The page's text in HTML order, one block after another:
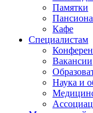
Памятки
Кафе
Специалистам
Вакансии
Наука и